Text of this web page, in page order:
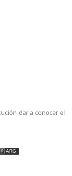
dar a conocer el
ARG